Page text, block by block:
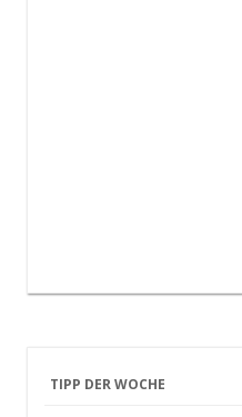
TIPP DER WOCHE